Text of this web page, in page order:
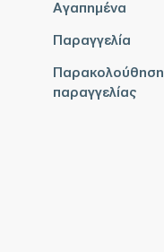
Αγαπημένα
Παραγγελία
Παρακολούθηση
παραγγελίας